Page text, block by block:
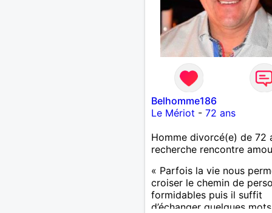
Belhomme186
Le Mériot - 72 ans
Homme divorcé(e) de 72
recherche rencontre
« Parfois la vie nous
croiser le chemin de
formidables puis il suffit
d’échanger quelques